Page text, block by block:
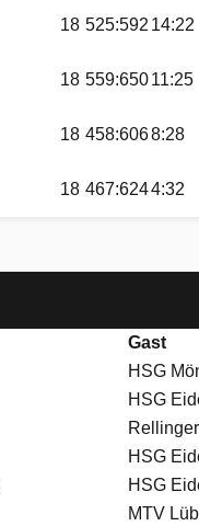
18 525:592 14:22
18 559:65011:25
18 458:6068:28
18 467:6244:32
Gast
HSG
HSG
HSG
HSG
MTV